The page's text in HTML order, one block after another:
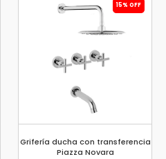
15% OFF
Grifería ducha con transferencia
Piazza Novara